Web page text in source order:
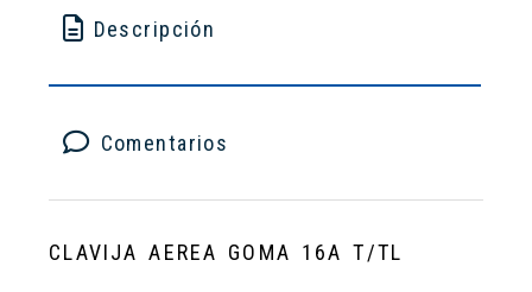
Descripción
Comentarios
CLAVIJA AEREA GOMA 16A T/TL